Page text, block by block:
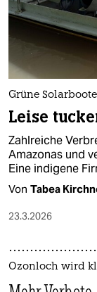
Grüne
Leise
Zahlreiche
Amazonas und
Eine indigene
Von Tabea
23.3.2026
Ozonloch wird